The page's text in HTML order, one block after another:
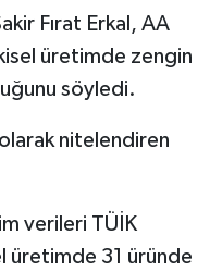
Fırat Erkal, AA
üretimde zengin
söyledi.
nitelendiren
verileri TÜİK
üretimde 31 üründe